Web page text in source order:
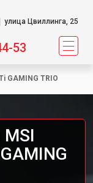
улица Цвиллинга, 25
53
GAMING TRIO